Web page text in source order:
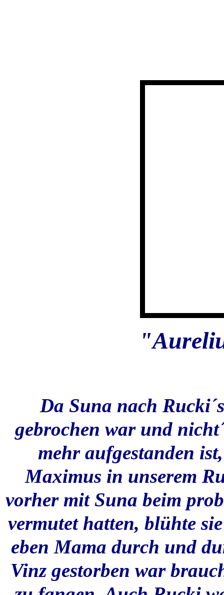
Da Suna nach
gebrochen war und
mehr aufgestanden
Maximus in unserem
vorher mit Suna beim
vermutet hatten, blühte
eben Mama durch und
Vinz gestorben war